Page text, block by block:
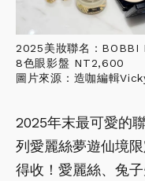
2025美妝聯名：BOBBI
8色眼影盤 NT2,600
圖片來源：造咖編輯
2025年末最可愛的
列愛麗絲夢遊仙境限
得收！愛麗絲、兔